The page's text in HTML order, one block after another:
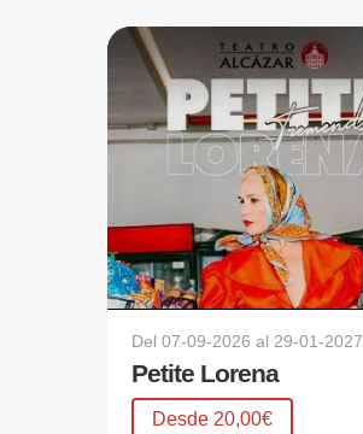
Del07-09-2026 al29-01-2027
Petite Lorena
Desde 20,00€